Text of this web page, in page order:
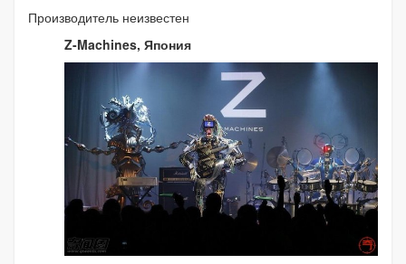
Производитель неизвестен
Z-Machines, Япония